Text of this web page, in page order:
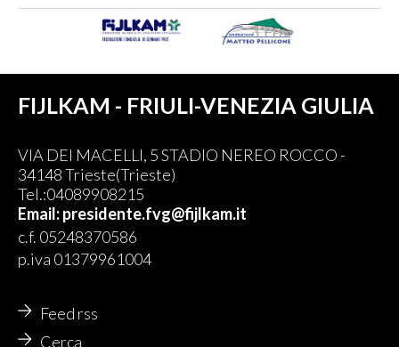
FIJLKAM - FRIULI-VENEZIA GIULIA
VIA DEI MACELLI, 5 STADIO NEREO ROCCO -
34148 Trieste(Trieste)
Tel.:04089908215
Email: presidente.fvg@fijlkam.it
c.f. 05248370586
p.iva 01379961004
Feed rss
Cerca